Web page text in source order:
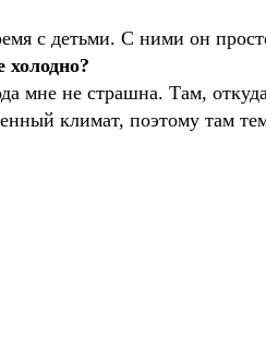
с детьми. С ними он
мне не страшна. Там,
климат, поэтому там